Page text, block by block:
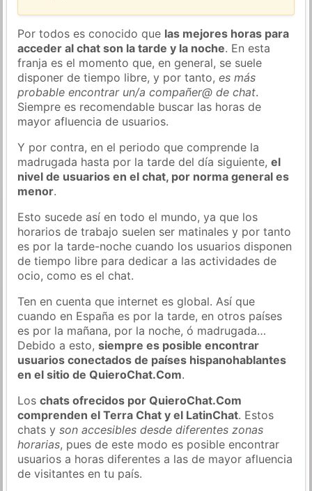
Por todos es conocido que las mejores horas para
acceder al chat son la tarde y la noche. En esta
franja es el momento que, en general, se suele
disponer de tiempo libre, y por tanto,es más
probable encontrar un/a compañer@ de chat.
Siempre es recomendable buscar las horas de
mayor afluencia de usuarios.
Y por contra, en el periodo que comprende la
madrugada hasta por la tarde del día siguiente,el
nivel de usuarios en el chat, por norma general es
menor.
Esto sucede así en todo el mundo, ya que los
horarios de trabajo suelen ser matinales y por tanto
es por la tarde-noche cuando los usuarios disponen
de tiempo libre para dedicar a las actividades de
ocio, como es el chat.
Ten en cuenta que internet es global. Así que
cuando en España es por la tarde, en otros países
es por la mañana, por la noche, ó madrugada…
Debido a esto,siempre es posible encontrar
usuarios conectados de países hispanohablantes
en el sitio de QuieroChat.Com.
Loschats ofrecidos por QuieroChat.Com
comprenden el Terra Chat y el LatinChat. Estos
chats yson accesibles desde diferentes zonas
horarias, pues de este modo es posible encontrar
usuarios a horas diferentes a las de mayor afluencia
de visitantes en tu país.